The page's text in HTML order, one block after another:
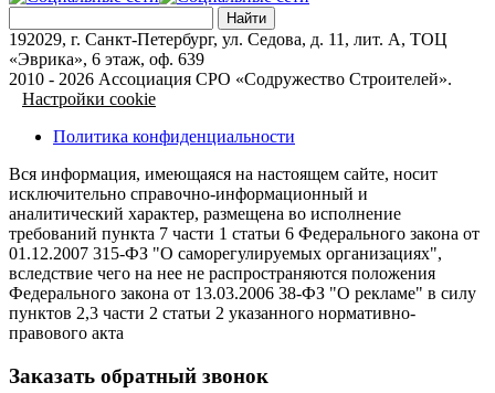
192029, г. Санкт-Петербург, ул. Седова, д. 11, лит. А, ТОЦ
«Эврика», 6 этаж, оф. 639
2010 - 2026 Ассоциация СРО «Содружество Строителей».
Настройки cookie
Политика конфиденциальности
Вся информация, имеющаяся на настоящем сайте, носит
исключительно справочно-информационный и
аналитический характер, размещена во исполнение
требований пункта 7 части 1 статьи 6 Федерального закона от
01.12.2007 315-ФЗ "О саморегулируемых организациях",
вследствие чего на нее не распространяются положения
Федерального закона от 13.03.2006 38-ФЗ "О рекламе" в силу
пунктов 2,3 части 2 статьи 2 указанного нормативно-
правового акта
Заказать обратный звонок